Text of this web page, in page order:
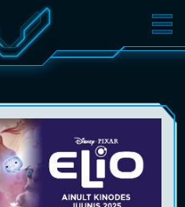
PILETID
V-KLUBI
KINKEKAARDID